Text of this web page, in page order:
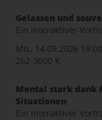
Gelassen und
Ein interaktiver
Mo., 14.09.2026
262-3000 K
Mental stark dank
Situationen
Ein interaktiver